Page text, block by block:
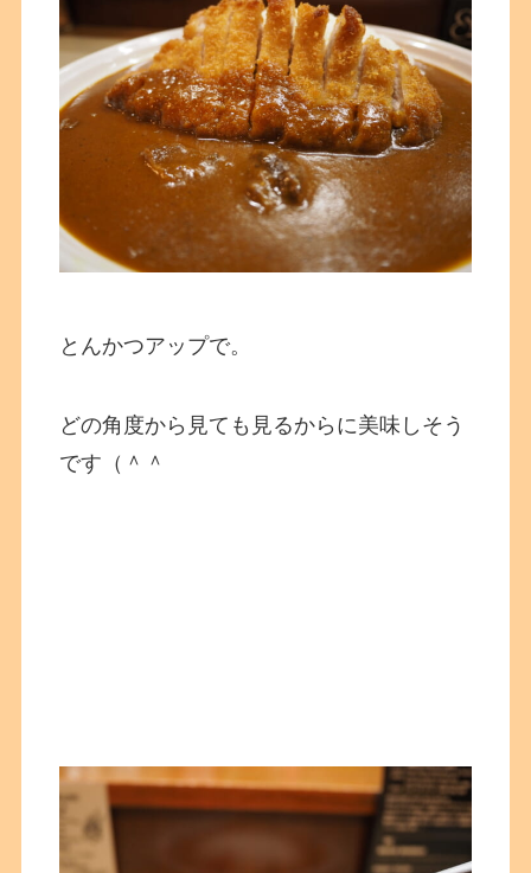
とんかつアップで。
どの角度から見ても見るからに美味しそう
です（＾＾